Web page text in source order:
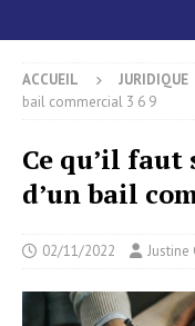
ACCUEIL JURIDIQUE
bail commercial 3 6 9
Ce qu’il
d’un bail
02/11/2022 Justine